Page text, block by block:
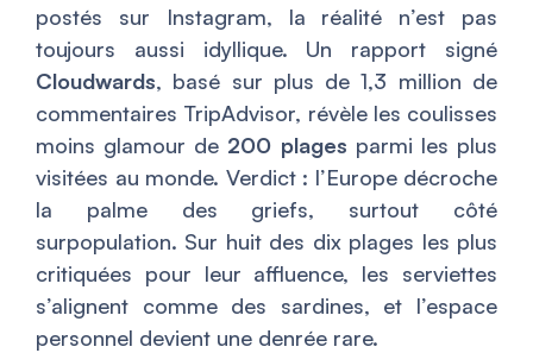
postés sur Instagram, la réalité n’est pas
toujours aussi idyllique. Un rapport signé
Cloudwards, basé sur plus de 1,3 million de
commentaires TripAdvisor, révèle les coulisses
moins glamour de 200 plages parmi les plus
visitées au monde. Verdict : l’Europe décroche
la palme des griefs, surtout côté
surpopulation. Sur huit des dix plages les plus
critiquées pour leur affluence, les serviettes
s’alignent comme des sardines, et l’espace
personnel devient une denrée rare.